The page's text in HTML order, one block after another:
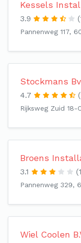
Kessels
3.9
Pannenweg 117,
Stockmans Bv
4.7
Rijksweg Zuid 18-
Broens
3.1
Pannenweg 329,
Wiel Coolen